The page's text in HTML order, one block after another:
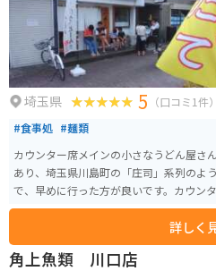
埼玉県 5 （口コミ1件）
#食事処 #麺類
カウンター席メインの小さなうどん屋さ
あり、埼玉県川島町の「庄司」系列のよ
で、早めに行った方が良いです。カウン
よく見えるオープンキッチンになってお
歩道が広いので、バイク1台程度だった
詳しく
角上魚類 川口店